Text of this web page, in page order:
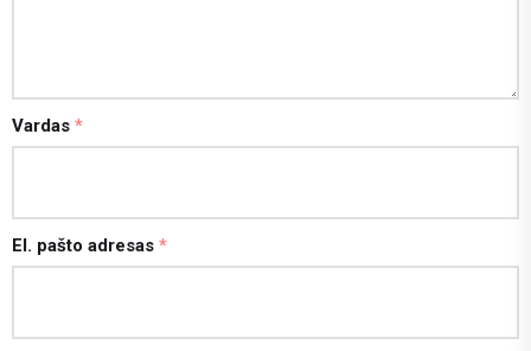
Vardas *
El. pašto adresas *